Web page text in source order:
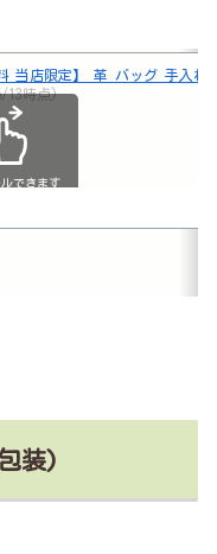
当店限定】 革 バッグ 手入
13時点)
できます
装)